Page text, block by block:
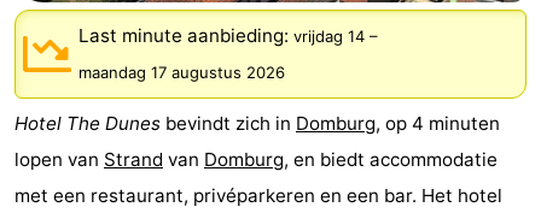
Park
Loverendale
-
Résidence
Wijngaerde
(&
breakfasts)
Campings
Hotels
Last minute aanbieding: vrijdag 14 –
maandag 17 augustus 2026
Hotel The Dunes bevindt zich in Domburg, op 4 minuten
lopen van Strand van Domburg, en biedt accommodatie
met een restaurant, privéparkeren en een bar. Het hotel